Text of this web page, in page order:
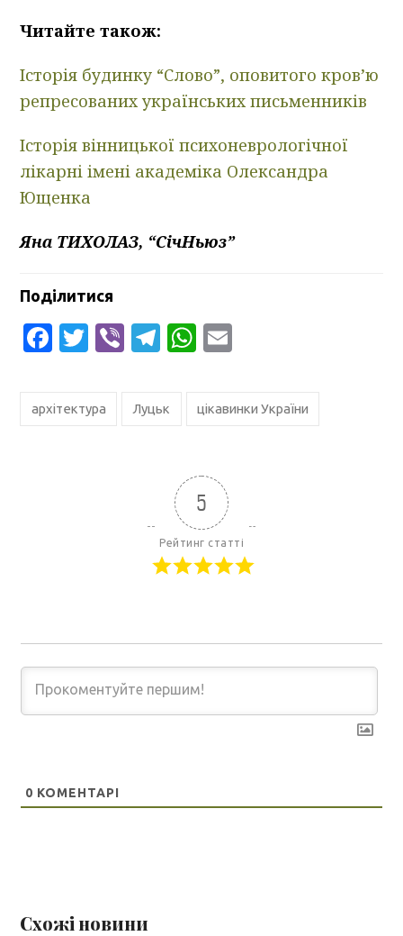
Читайте також:
Історія будинку “Слово”, оповитого кров’ю
репресованих українських письменників
Історія вінницької психоневрологічної
лікарні імені академіка Олександра
Ющенка
Яна ТИХОЛАЗ, “СічНьюз”
Поділитися
Facebook
Twitter
ViberTelegram
WhatsApp
архітектура Луцьк цікавинки України
5
Рейтинг статті
0 КОМЕНТАРІ
Схожі новини